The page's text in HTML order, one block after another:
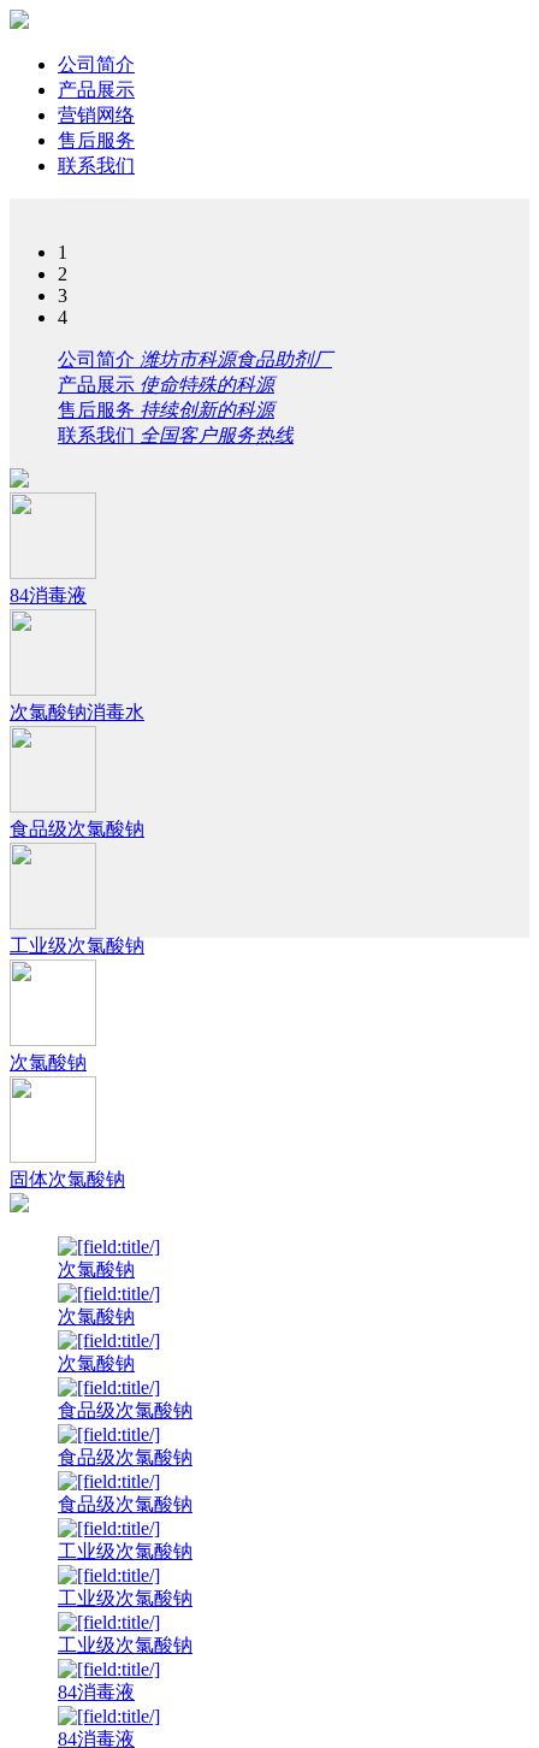
公司简介
产品展示
营销网络
售后服务
联系我们
1
2
3
4
公司简介 潍坊市科源食品助剂厂
产品展示 使命特殊的科源
售后服务 持续创新的科源
联系我们 全国客户服务热线
84消毒液
次氯酸钠消毒水
食品级次氯酸钠
工业级次氯酸钠
次氯酸钠
固体次氯酸钠
次氯酸钠
次氯酸钠
次氯酸钠
食品级次氯酸钠
食品级次氯酸钠
食品级次氯酸钠
工业级次氯酸钠
工业级次氯酸钠
工业级次氯酸钠
84消毒液
84消毒液